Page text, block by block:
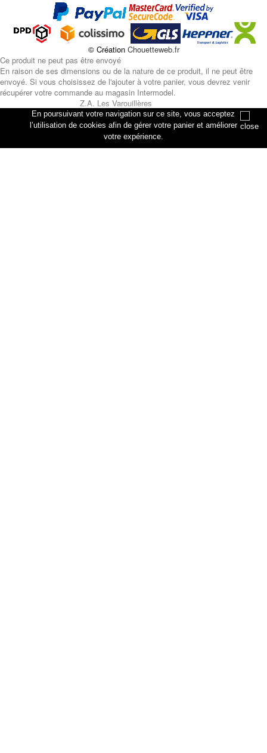
En poursuivant votre navigation sur ce site, vous acceptez
l’utilisation de cookies afin de gérer votre panier et améliorer
votre expérience.
© Création Chouetteweb.fr
Ce produit ne peut pas être envoyé
En raison de ses dimensions ou de la nature de ce produit, il ne peut être
envoyé. Si vous choisissez de l'ajouter à votre panier, vous devrez venir
récupérer votre commande au magasin Intermodel.
Z.A. Les Varouillères
rue des artisans
76330 Petiville
Ajouter au panier